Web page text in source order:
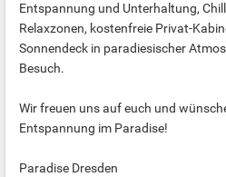
Entspannung und Unterhaltung,
Relaxzonen, kostenfreie Privat-
Sonnendeck in paradiesischer
Besuch.
Wir freuen uns auf euch und
Entspannung im Paradise!
Paradise Dresden